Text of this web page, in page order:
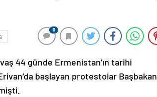
0
44 günde Ermenistan’ın tarihi
başlayan protestolar Başbakan